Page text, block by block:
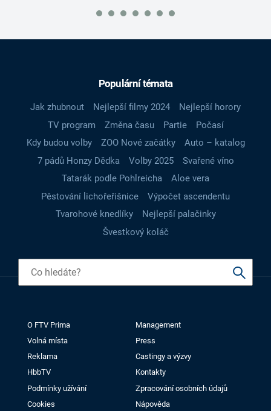
Populární témata
Jak zhubnout Nejlepší filmy 2024
Nejlepší horory
TV program
Změna času Partie
Počasí
Kdy budou volby
ZOO Nové začátky
Auto – katalog
7 pádů Honzy Dědka
Volby 2025
Svařené víno
Tatarák podle Pohlreicha
Aloe vera
Pěstování lichořeřišnice
Výpočet ascendentu
Tvarohové knedlíky
Nejlepší palačinky
Švestkový koláč
O FTV Prima
Management
Volná místa
Press
Reklama
Castingy a výzvy
HbbTV
Kontakty
Podmínky užívání
Zpracování osobních údajů
Cookies
Nápověda